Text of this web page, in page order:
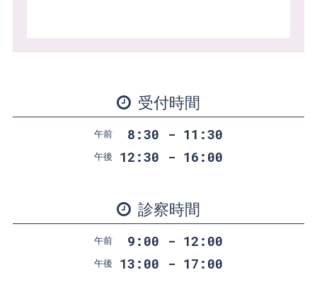
受付時間
午前 8:30 - 11:30
午後 12:30 - 16:00
診察時間
午前 9:00 - 12:00
午後 13:00 - 17:00